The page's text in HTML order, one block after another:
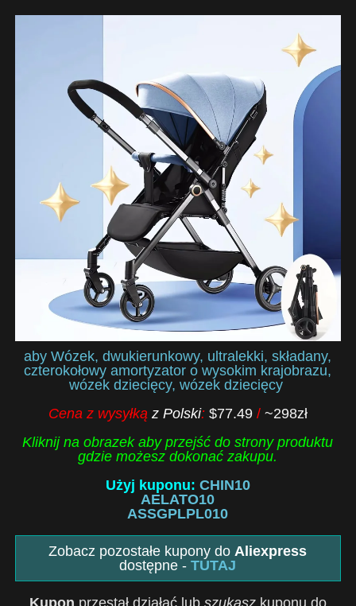
aby Wózek, dwukierunkowy, ultralekki, składany,
czterokołowy amortyzator o wysokim krajobrazu,
wózek dziecięcy, wózek dziecięcy
Cena z wysyłką z Polski: $77.49 / ~298zł
Kliknij na obrazek aby przejść do strony produktu
gdzie możesz dokonać zakupu.
Użyj kuponu: CHIN10
AELATO10
ASSGPLPL010
Zobacz pozostałe kupony do Aliexpress
dostępne -TUTAJ
Kupon przestał działać lub szukaszkuponu do